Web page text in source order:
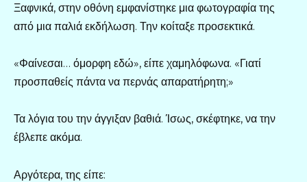
Ξαφνικά, στην οθόνη εμφανίστηκε μια φωτογραφία της
από μια παλιά εκδήλωση. Την κοίταξε προσεκτικά.
«Φαίνεσαι… όμορφη εδώ», είπε χαμηλόφωνα. «Γιατί
προσπαθείς πάντα να περνάς απαρατήρητη;»
Τα λόγια του την άγγιξαν βαθιά. Ίσως, σκέφτηκε, να την
έβλεπε ακόμα.
Αργότερα, της είπε: